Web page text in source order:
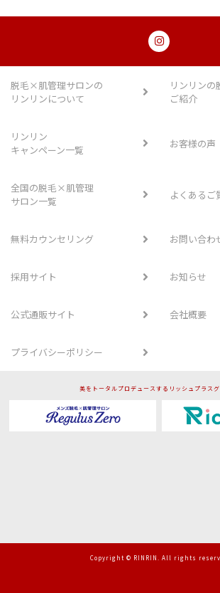
脱毛×肌管理サロンの
リンリンについて
リンリンの
ご紹介
リンリン
キャンペーン一覧
お客様の声
全国の脱毛×肌管理
サロン一覧
よくあるご
無料カウンセリング お問い合わ
採用サイト お知らせ
公式通販サイト 会社概要
プライバシーポリシー
美をトータルプロデュースするリッシュプラス
Copyright © RINRIN. All rights